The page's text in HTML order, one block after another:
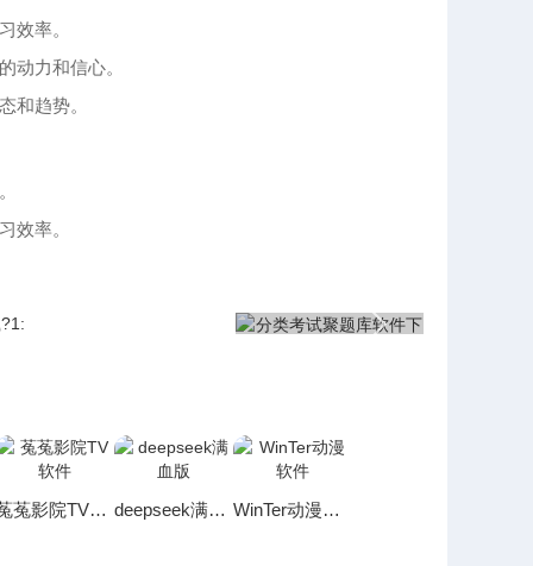
效率。
动力和信心。
和趋势。
效率。
菟菟影院TV软件 deepseek满血版 WinTer动漫软件